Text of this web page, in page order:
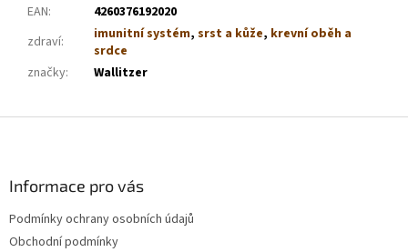
EAN:
4260376192020
zdraví: imunitní systém, srst a kůže, krevní oběh a
srdce
značky: Wallitzer
Informace pro vás
Podmínky ochrany osobních údajů
Obchodní podmínky